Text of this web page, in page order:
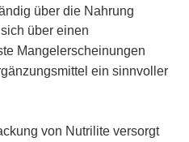
über die Nahrung
über einen
Mangelerscheinungen
ein sinnvoller
von Nutrilite versorgt